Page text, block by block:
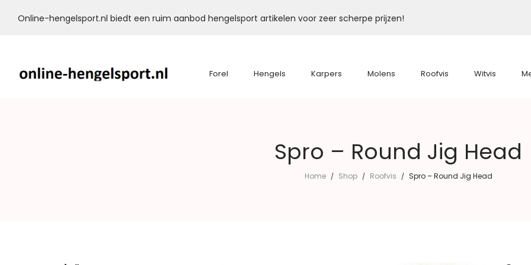
Online-hengelsport.nl biedt een ruim aanbod hengelsport artikelen voor zeer scherpe prijzen!
Forel Hengels Karpers Molens Roofvis Witvis
Spro – Round Jig Head
Home / Shop / Roofvis / Spro – Round Jig Head